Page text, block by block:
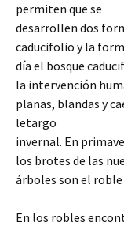
permiten que se
desarrollen dos
caducifolio y la
día el bosque
la intervención
planas, blandas y
letargo
invernal. En
los brotes de las
árboles son el
En los robles